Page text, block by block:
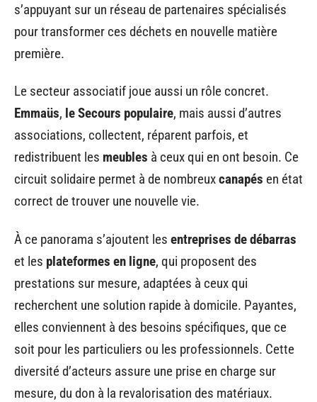
s’appuyant sur un réseau de partenaires spécialisés
pour transformer ces déchets en nouvelle matière
première.
Le secteur associatif joue aussi un rôle concret.
Emmaüs, le Secours populaire, mais aussi d’autres
associations, collectent, réparent parfois, et
redistribuent les meubles à ceux qui en ont besoin. Ce
circuit solidaire permet à de nombreuxcanapés en état
correct de trouver une nouvelle vie.
À ce panorama s’ajoutent les entreprises de débarras
et les plateformes en ligne, qui proposent des
prestations sur mesure, adaptées à ceux qui
recherchent une solution rapide à domicile. Payantes,
elles conviennent à des besoins spécifiques, que ce
soit pour les particuliers ou les professionnels. Cette
diversité d’acteurs assure une prise en charge sur
mesure, du don à la revalorisation des matériaux.